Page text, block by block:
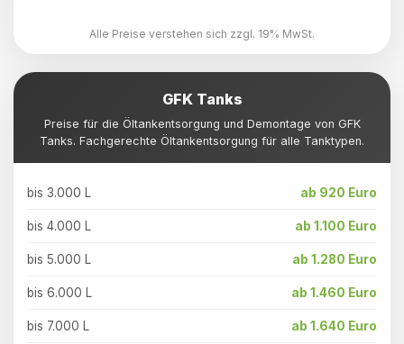
Alle Preise verstehen sich zzgl. 19% MwSt.
GFK Tanks
Preise für die Öltankentsorgung und Demontage von GFK
Tanks. Fachgerechte Öltankentsorgung für alle Tanktypen.
bis 3.000 L ab 920 Euro
bis 4.000 L ab 1.100 Euro
bis 5.000 L ab 1.280 Euro
bis 6.000 L ab 1.460 Euro
bis 7.000 L ab 1.640 Euro